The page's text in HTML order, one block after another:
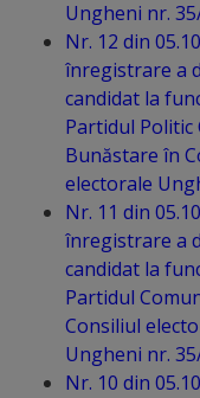
Deplasări
Bugetare
Utile
Transport
Rețeaua
Ungheni nr.
Nr. 12 din
înregistrare a
candidat la
Partidul
Bunăstare în
electorale
Nr. 11 din
înregistrare a
candidat la
Partidul
Consiliul
Ungheni nr.
Nr. 10 din